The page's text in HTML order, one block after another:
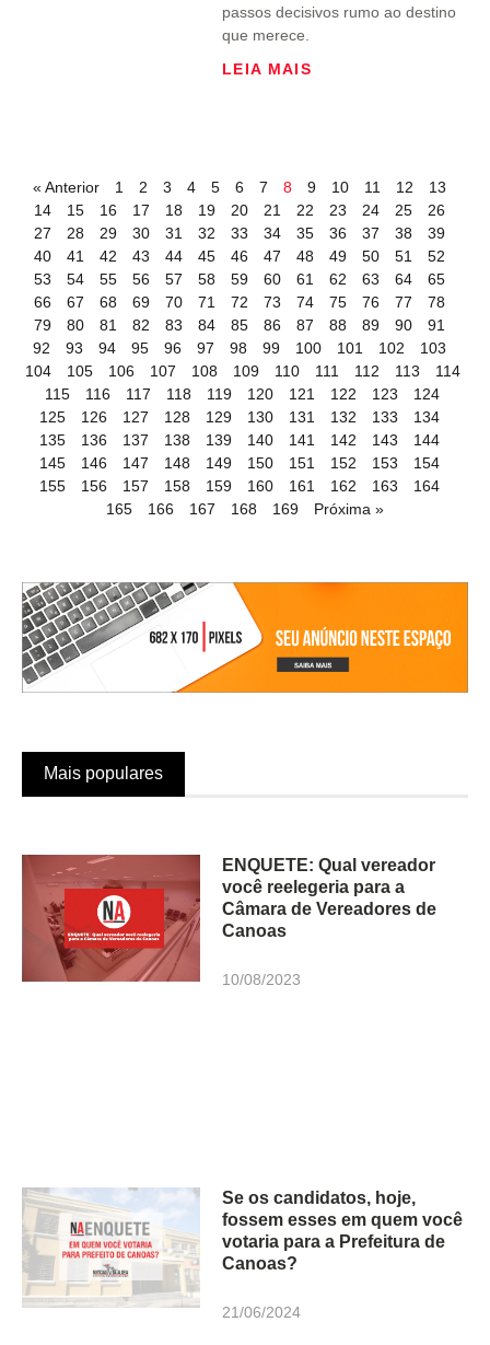
passos decisivos rumo ao destino
que merece.
LEIA MAIS
« Anterior 1 2 3 4 5 6 7 8 9 10 11 12
13
14
15 16 17 18 19 20 21 22 23 24 25
26
27
28 29 30 31 32 33 34 35 36 37 38
39
40
41 42 43 44 45 46 47 48 49 50 51
52
53
54 55 56 57 58 59 60 61 62 63 64
65
66
67 68 69 70 71 72 73 74 75 76 77
78
79
80 81 82 83 84 85 86 87 88 89 90
91
92
93 94 95 96 97 98 99 100 101 102
103
104
105 106 107 108 109 110 111 112 113
114
115
116 117 118 119 120 121 122 123
124
125
126 127 128 129 130 131 132 133
134
135
136 137 138 139 140 141 142 143
144
145
146 147 148 149 150 151 152 153
154
155
156 157 158 159 160 161 162 163
164
165
166 167 168 169 Próxima »
Mais populares
ENQUETE: Qual vereador
você reelegeria para a
Câmara de Vereadores de
Canoas
10/08/2023
Se os candidatos, hoje,
fossem esses em quem você
votaria para a Prefeitura de
Canoas?
21/06/2024